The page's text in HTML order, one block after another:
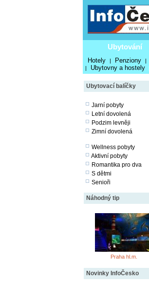
Ubytování
Hotely | Penziony |
| Ubytovny a hostely
Ubytovací balíčky
Jarní pobyty
Letní dovolená
Podzim levněji
Zimní dovolená
Wellness pobyty
Aktivní pobyty
Romantika pro dva
S dětmi
Senioři
Náhodný tip
Praha hl.m.
Novinky InfoČesko